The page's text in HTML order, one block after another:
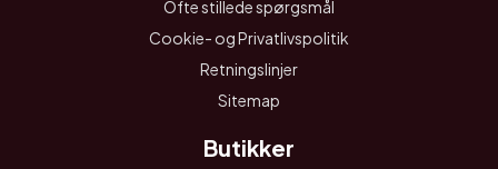
Ofte stillede spørgsmål
Cookie- og Privatlivspolitik
Retningslinjer
Sitemap
Butikker